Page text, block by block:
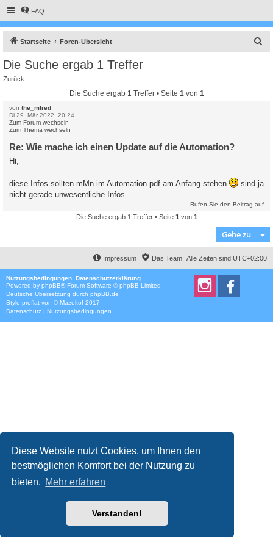
Diese Website nutzt Cookies, um Ihnen den
bestmöglichen Komfort bei der Nutzung zu
bieten. Mehr erfahren
Verstanden!
FAQ
Startseite Foren-Übersicht
Die Suche ergab 1 Treffer
Zurück
Die Suche ergab 1 Treffer • Seite 1von 1
von the_mfred
Di 29. Mär 2022, 20:24
Zum Forum wechseln
Zum Thema wechseln
Re: Wie mache ich einen Update auf die Automation?
Hi,
diese Infos sollten mMn im Automation.pdf am Anfang stehen
sind ja
nicht gerade unwesentliche Infos.
Rufen Sie den Beitrag auf
Die Suche ergab 1 Treffer • Seite 1 von 1
Gehe zu
Alle Zeiten sind UTC+02:00
Das Team
Impressum
Nutzungsbedingungen Datenschutzerklärung
Powered by phpBB® Forum Software © phpBB Limited
Deutsche Übersetzung durch phpBB.de
Style proflat von ©Mazeltof 2017
Datenschutz | Nutzungsbedingungen